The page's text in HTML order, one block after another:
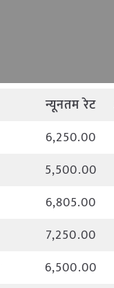
न्यूनतमरेट
6,250.00
5,500.00
6,805.00
7,250.00
6,500.00